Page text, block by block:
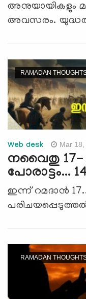
അനുയായികളും
അവസരം.
RAMADAN
Web desk Mar 18,
നവൈതു 17-
പോരാട്ടം...
ഇന്ന് റമദാന്‍
RAMADAN